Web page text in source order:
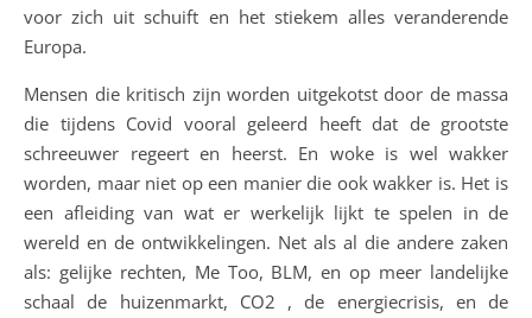
voor zich uit schuift en het stiekem alles veranderende
Europa.
Mensen die kritisch zijn worden uitgekotst door de massa
die tijdens Covid vooral geleerd heeft dat de grootste
schreeuwer regeert en heerst. En woke is wel wakker
worden, maar niet op een manier die ook wakker is. Het is
een afleiding van wat er werkelijk lijkt te spelen in de
wereld en de ontwikkelingen. Net als al die andere zaken
als: gelijke rechten, Me Too, BLM, en op meer landelijke
schaal de huizenmarkt, CO2 , de energiecrisis, en de